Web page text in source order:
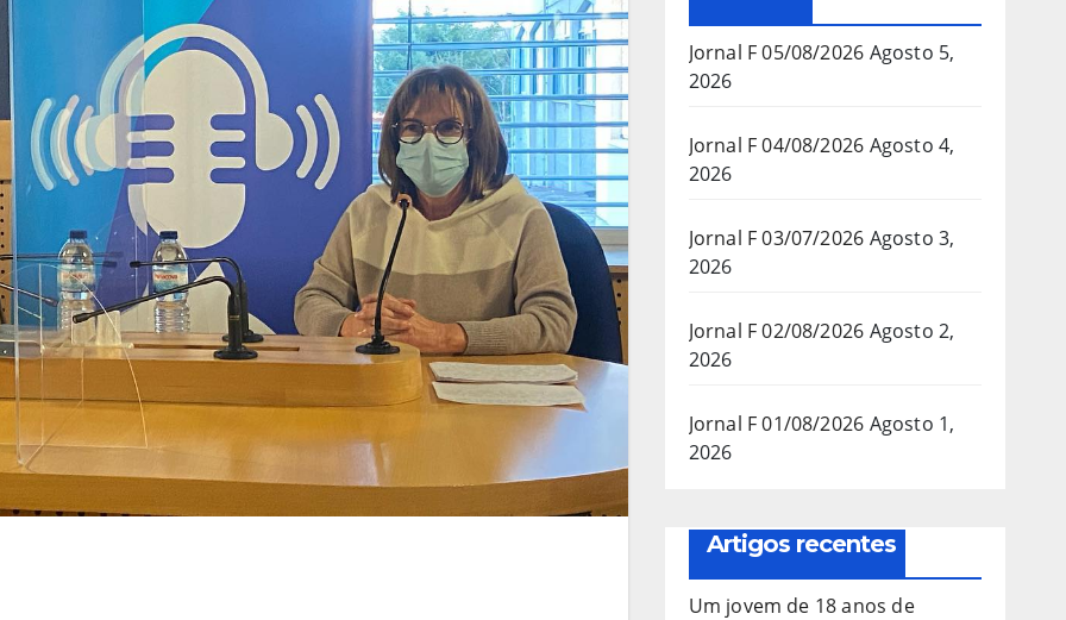
Jornal F 05/08/2026 Agosto 5,
2026
Jornal F 04/08/2026 Agosto 4,
2026
Jornal F 03/07/2026 Agosto 3,
2026
Jornal F 02/08/2026 Agosto 2,
2026
Jornal F 01/08/2026 Agosto 1,
2026
Artigos recentes
Um jovem de 18 anos de